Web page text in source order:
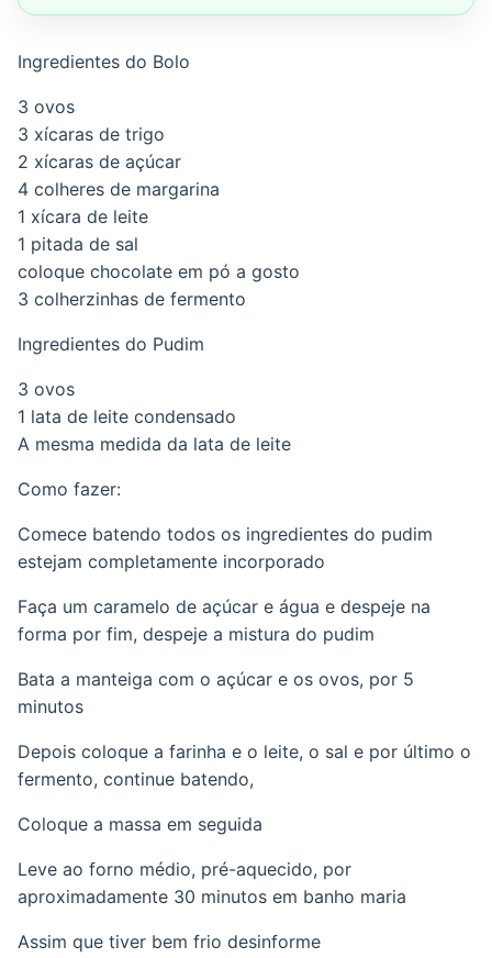
Ingredientes do Bolo
3 ovos
3 xícaras de trigo
2 xícaras de açúcar
4 colheres de margarina
1 xícara de leite
1 pitada de sal
coloque chocolate em pó a gosto
3 colherzinhas de fermento
Ingredientes do Pudim
3 ovos
1 lata de leite condensado
A mesma medida da lata de leite
Como fazer:
Comece batendo todos os ingredientes do pudim
estejam completamente incorporado
Faça um caramelo de açúcar e água e despeje na
forma por fim, despeje a mistura do pudim
Bata a manteiga com o açúcar e os ovos, por 5
minutos
Depois coloque a farinha e o leite, o sal e por último o
fermento, continue batendo,
Coloque a massa em seguida
Leve ao forno médio, pré-aquecido, por
aproximadamente 30 minutos em banho maria
Assim que tiver bem frio desinforme